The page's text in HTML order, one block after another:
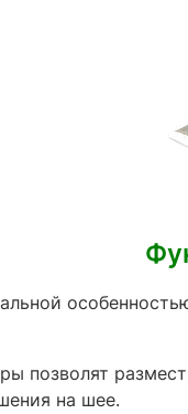
позволят
на шее.